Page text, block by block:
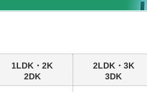
1LDK・2K
2DK
2LDK・3K
3DK